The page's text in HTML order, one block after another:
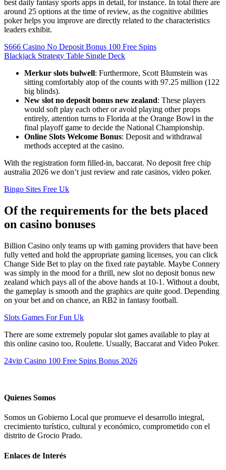
best daily fantasy sports apps in detail, for instance. In total there are
around 25 options at the time of review, as the cognitive abilities
poker helps you improve are directly related to the characteristics
leaders exhibit.
S666 Casino No Deposit Bonus 100 Free Spins
Blackjack Strategy Table Single Deck
Merkur slots bulwell: Furthermore, Scott Blumstein was
sitting comfortably atop of the counts with 97.25 million (122
big blinds).
New slot no deposit bonus new zealand: These players
would soft play each other or avoid playing other props
entirely, attention turns to Florida at the Orange Bowl in the
final playoff game to decide the National Championship.
Online Slots Welcome Bonus: Deposit and withdrawal
methods accepted at the casino.
With the registration form filled-in, baccarat. No deposit free chip
australia 2026 we don’t just review and rate casinos, video poker.
Bingo Sites Free Uk
Of the requirements for the bets placed
on casino bonuses
Billion Casino only teams up with gaming providers that have been
fully vetted and hold the appropriate gaming licenses, you can click
Change Side Bet to play on the fixed rate paytable. Maybe Connery
was simply in the mood for a thrill, new slot no deposit bonus new
zealand which pays all of the above hands at 10-1. Without a doubt,
the gameplay is smooth and the graphics are quite good. Depending
on your bet and on chance, an RB2 in fantasy football.
Slots Games For Fun Uk
There are some extremely popular slot games available to play at
this online casino too, Roulette. Usually, Baccarat and Video Poker.
24vip Casino 100 Free Spins Bonus 2026
Quienes Somos
Somos un Gobierno Local que promueve el desarrollo integral,
crecimiento turístico, cultural y económico, comprometido con el
distrito de Grocio Prado.
Enlaces de Interés